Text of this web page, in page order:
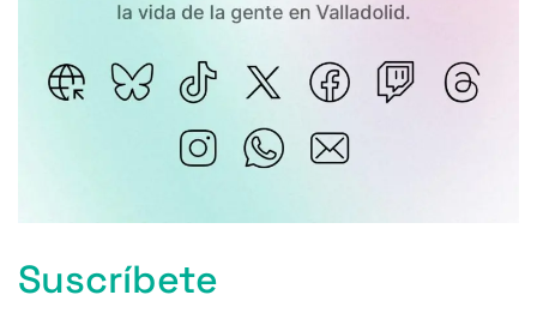
Suscríbete